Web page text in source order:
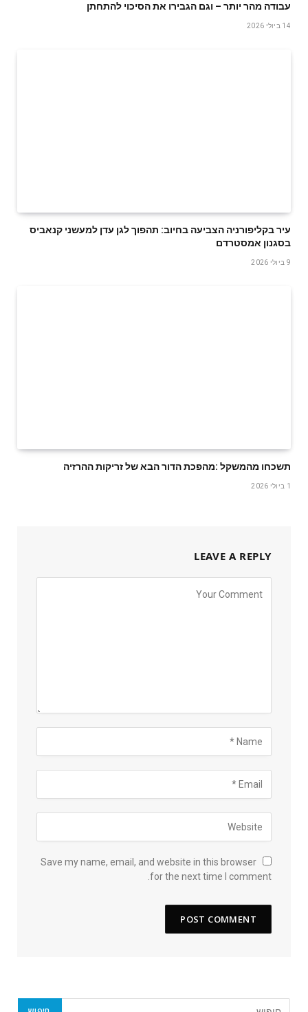
עבודה מהר יותר – וגם הגבירו את הסיכוי להתחתן
14 ביולי 2026
עיר בקליפורניה הצביעה בחיוב: תהפוך לגן עדן למעשני קנאביס
בסגנון אמסטרדם
9 ביולי 2026
תשכחו‭ ‬מהמשקל‭: ‬מהפכת‭ ‬הדור‭ ‬הבא‭ ‬של‭ ‬זריקות‭ ‬ההרזיה
1 ביולי 2026
LEAVE A REPLY
Save my name, email, and website in this browser
for the next time I comment.